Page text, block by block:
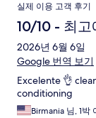
실제 이용 고객 후기
10/10 - 최고
2026년 6월 6일
Google 번역 보기
Excelente 👌
conditioning
Birmania 님, 1박